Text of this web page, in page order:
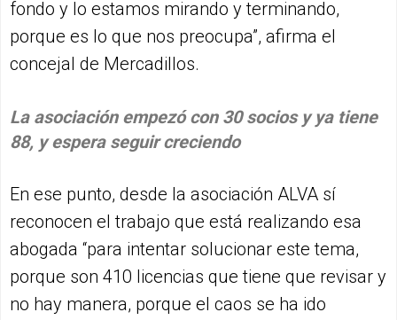
fondo y lo estamos mirando y terminando,
porque es lo que nos preocupa”, afirma el
concejal de Mercadillos.
La asociación empezó con 30 socios y ya tiene
88, y espera seguir creciendo
En ese punto, desde la asociación ALVA sí
reconocen el trabajo que está realizando esa
abogada “para intentar solucionar este tema,
porque son 410 licencias que tiene que revisar y
no hay manera, porque el caos se ha ido